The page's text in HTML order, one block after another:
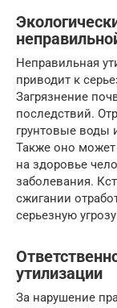
Неправильная
приводит к
Загрязнение
последствий.
грунтовые воды
Также оно может
на здоровье
заболевания.
сжигании
серьезную
утилизации
За нарушение